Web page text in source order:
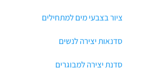
ציור בצבעי מים למתחילים
סדנאות יצירה לנשים
סדנת יצירה למבוגרים